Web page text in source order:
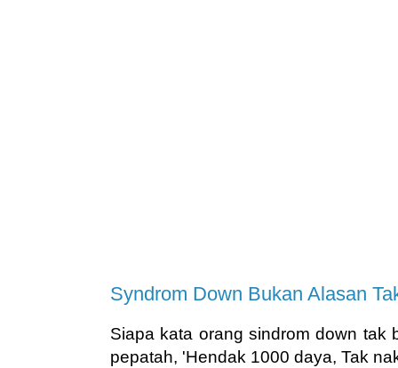
Syndrom Down Bukan Alasan
Siapa kata orang sindrom down tak
pepatah, 'Hendak 1000 daya, Tak